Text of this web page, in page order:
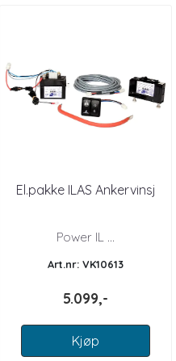
El.pakke ILAS Ankervinsj
Power IL ...
Art.nr: VK10613
5.099,-
Kjøp